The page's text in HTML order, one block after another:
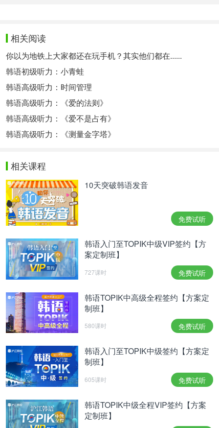
相关阅读
你以为地铁上大家都还在玩手机？其实他们都在......
韩语初级听力：小青蛙
韩语高级听力：时间管理
韩语高级听力：《爱的法则》
韩语高级听力：《爱不是占有》
韩语高级听力：《测量金字塔》
相关课程
10天突破韩语发音
免费试听
韩语入门至TOPIK中级VIP签约【方
案定制班】
727课时 免费试听
韩语TOPIK中高级全程签约【方案定
制班】
580课时 免费试听
韩语入门至TOPIK中级签约【方案定
制班】
605课时 免费试听
韩语TOPIK中级全程VIP签约【方案
定制班】